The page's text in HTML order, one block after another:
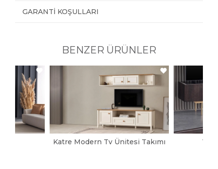
GARANTI KOŞULLARI
BENZER ÜRÜNLER
Katre Modern Tv Ünitesi Takımı